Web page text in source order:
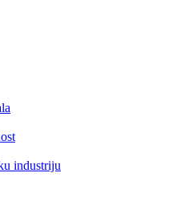
industriju